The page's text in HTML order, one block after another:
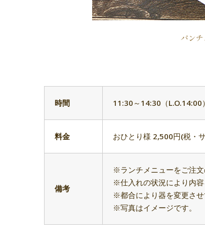
パン
時間 11:30～14:30（L.O.14:00）
料金 おひとり様 2,500円(税・
備考
※ランチメニューをご注文
※仕入れの状況により内容
※都合により器を変更させ
※写真はイメージです。